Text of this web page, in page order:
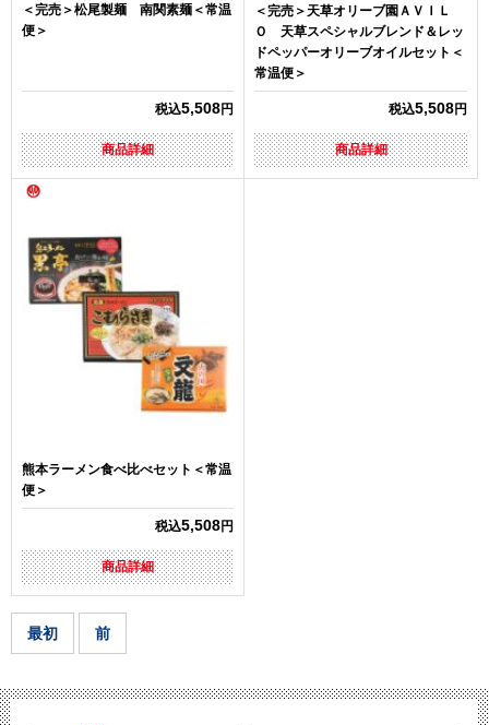
＜完売＞松尾製麺 南関素麺＜常温
便＞
税込5,508円
商品詳細
＜完売＞天草オリーブ園ＡＶＩＬ
Ｏ 天草スペシャルブレンド＆レッ
ドペッパーオリーブオイルセット＜
常温便＞
税込5,508円
商品詳細
熊本ラーメン食べ比べセット＜常温
便＞
税込5,508円
商品詳細
最初 前